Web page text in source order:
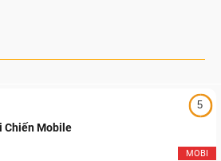
5
MOBI
Chiến Mobile